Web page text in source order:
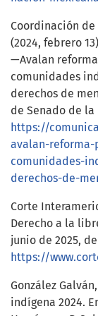
Coordinación de
(2024, febrero
—Avalan
comunidades
derechos de
de Senado de
https://
avalan-reforma-
comunidades-
derechos-de-
Corte
Derecho a la
junio de 2025, de
https://
González
indígena 2024.